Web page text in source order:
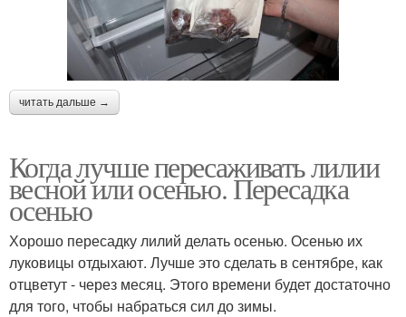
читать дальше →
Когда лучше пересаживать лилии
весной или осенью. Пересадка
осенью
Хорошо пересадку лилий делать осенью. Осенью их
луковицы отдыхают. Лучше это сделать в сентябре, как
отцветут - через месяц. Этого времени будет достаточно
для того, чтобы набраться сил до зимы.